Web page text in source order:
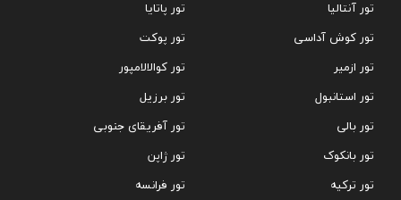
تور آنتالیا
تور کوش آداسی
تور ازمیر
تور استانبول
تور بالی
تور بانکوک
تور ترکیه
تور پاتایا
تور پوکت
تور کوالالامپور
تور برزیل
تور آفریقای جنوبی
تور ژاپن
تور فرانسه